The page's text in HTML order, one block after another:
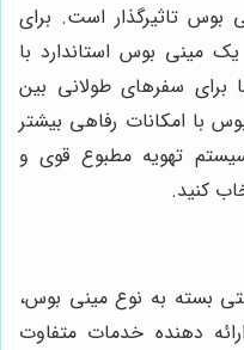
بوس تاثیرگذار است. برای
مینی بوس استاندارد با
برای سفرهای طولانی بین
با امکانات رفاهی بیشتر
تهویه مطبوع قوی و
کنید.
بسته به نوع مینی بوس،
دهنده خدمات متفاوت